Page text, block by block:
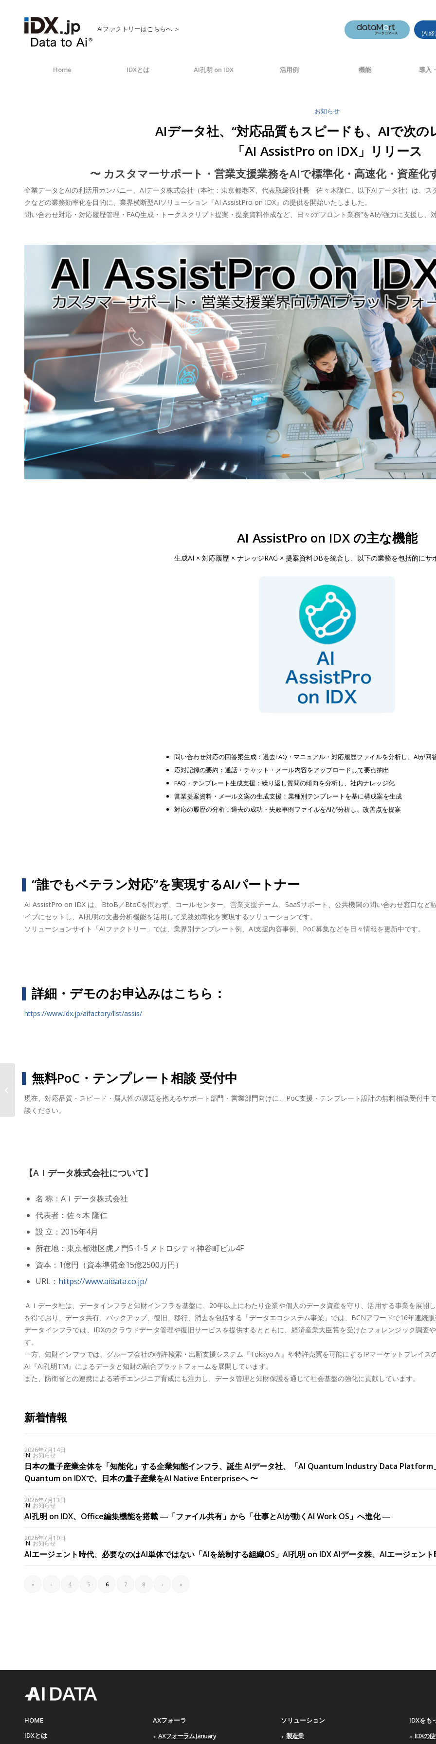
AIファクトリーはこちらへ ＞ (AI
Home IDXとは AI孔明 on IDX 活用例 機能 導入
お知らせ
AIデータ社、“対応品質もスピードも、AIで次の
「AI AssistPro on IDX」リリース
〜 カスタマーサポート・営業支援業務をAIで標準化・高速化・資産
企業データとAIの利活用カンパニー、AIデータ株式会社（本社：東京都港区、代表取締役社長 佐々木隆仁、以下AIデータ社）は、
クなどの業務効率化を目的に、業界横断型AIソリューション『AI AssistPro on IDX』の提供を開始いたしました。
問い合わせ対応・対応履歴管理・FAQ生成・トークスクリプト提案・提案資料作成など、日々の“フロント業務”をAIが強力に支援し、
AI AssistPro on IDX の主な機能
生成AI × 対応履歴 × ナレッジRAG × 提案資料DBを統合し、以下の業務を包括的にサ
問い合わせ対応の回答案生成：過去FAQ・マニュアル・対応履歴ファイルを分析し、AIが回
応対記録の要約：通話・チャット・メール内容をアップロードして要点抽出
FAQ・テンプレート生成支援：繰り返し質問の傾向を分析し、社内ナレッジ化
営業提案資料・メール文案の生成支援：業種別テンプレートを基に構成案を生成
対応の履歴の分析：過去の成功・失敗事例ファイルをAIが分析し、改善点を提案
“誰でもベテラン対応”を実現するAIパートナー
AI AssistPro on IDX は、BtoB／BtoCを問わず、コールセンター、営業支援チーム、SaaSサポート、公共機関の問い合わせ窓口など
イブにセットし、AI孔明の文書分析機能を活用して業務効率化を実現するソリューションです。
ソリューションサイト「AIファクトリー」では、業界別テンプレート例、AI支援内容事例、PoC募集などを日々情報を更新中です。
詳細・デモのお申込みはこちら：
https://www.idx.jp/aifactory/list/assis/
無料PoC・テンプレート相談 受付中
現在、対応品質・スピード・属人性の課題を抱えるサポート部門・営業部門向けに、PoC支援・テンプレート設計の無料相談受付
談ください。
【AＩデータ株式会社について】
名 称：AＩデータ株式会社
代表者：佐々木 隆仁
設 立：2015年4月
所在地：東京都港区虎ノ門5-1-5 メトロシティ神谷町ビル4F
資本：1億円（資本準備金15億2500万円）
URL： https://www.aidata.co.jp/
ＡＩデータ社は、データインフラと知財インフラを基盤に、20年以上にわたり企業や個人のデータ資産を守り、活用する事業を展
を得ており、データ共有、バックアップ、復旧、移行、消去を包括する「データエコシステム事業」では、BCNアワードで16年連続販
データインフラでは、IDXのクラウドデータ管理や復旧サービスを提供するとともに、経済産業大臣賞を受けたフォレンジック調査
す。
一方、知財インフラでは、グループ会社の特許検索・出願支援システム『Tokkyo.Ai』や特許売買を可能にするIPマーケットプレイ
AI『AI孔明TM』によるデータと知財の融合プラットフォームを展開しています。
また、防衛省との連携による若手エンジニア育成にも注力し、データ管理と知財保護を通じて社会基盤の強化に貢献しています。
新着情報
2026年7月14日
IN お知らせ
日本の量子産業全体を「知能化」する企業知能インフラ、誕生 AIデータ社、「AI Quantum Industry Data Platform
Quantum on IDXで、日本の量子産業をAI Native Enterpriseへ 〜
2026年7月13日
IN お知らせ
AI孔明 on IDX、Office編集機能を搭載 ―「ファイル共有」から「仕事とAIが動くAI Work OS」へ進化 ―
2026年7月10日
IN お知らせ
AIエージェント時代、必要なのはAI単体ではない「AIを統制する組織OS」AI孔明 on IDX AIデータ株、AIエージェン
« ‹ 4 5 6 7 8 › »
HOME
IDXとは
AXフォーラ
AXフォーラム January
ソリューション
製造業
IDXをも
IDXの
AIデータ社、“観光・飲食・小売の現
場に、AIおもてなし革命！”「AI...